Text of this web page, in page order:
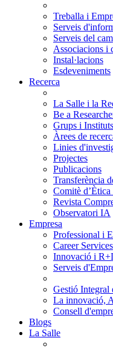
Treballa i
Serveis
Serveis del
Associacions i
Instal·lacions
Esdeveniments
Recerca
La Salle i la
Be a
Grups i Instituts
Àrees de
Linies
Projectes
Publicacions
Transferència
Comitè
Revista
Observatori IA
Empresa
Professional i
Career Services
Innovació i
Serveis
Gestió Integral
La innovació,
Consell
Blogs
La Salle